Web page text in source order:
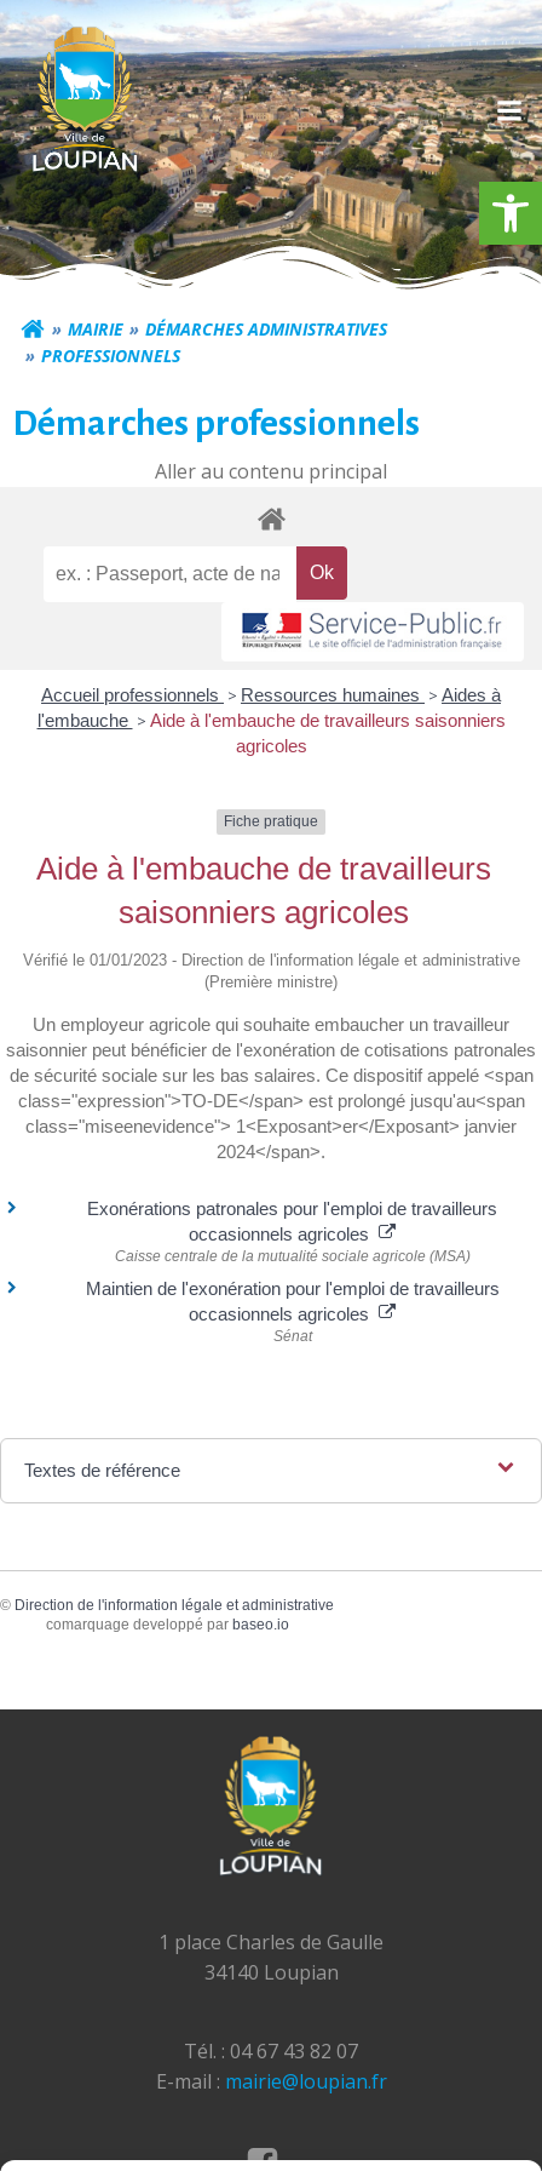
Aller
au
contenu
Commune de
MAIRIE
DÉMARCHES ADMINISTRATIVES
PROFESSIONNELS
Démarches professionnels
Aller au contenu principal
Accueil professionnels > Ressources humaines > Aides à
l'embauche > Aide à l'embauche de travailleurs saisonniers
agricoles
Fiche pratique
Aide à l'embauche de travailleurs
saisonniers agricoles
Vérifié le 01/01/2023 - Direction de l'information légale et administrative
(Première ministre)
Un employeur agricole qui souhaite embaucher un travailleur
saisonnier peut bénéficier de l'exonération de cotisations patronales
de sécurité sociale sur les bas salaires. Ce dispositif appelé <span
class="expression">TO-DE</span> est prolongé jusqu'au<span
class="miseenevidence"> 1<Exposant>er</Exposant> janvier
2024</span>.
Exonérations patronales pour l'emploi de travailleurs
occasionnels agricoles
Caisse centrale de la mutualité sociale agricole (MSA)
Maintien de l'exonération pour l'emploi de travailleurs
occasionnels agricoles
Sénat
Textes de référence
© Direction de l'information légale et administrative
comarquage developpé par baseo.io
1 place Charles de Gaulle
34140 Loupian
Tél. : 04 67 43 82 07
E-mail : mairie@loupian.fr